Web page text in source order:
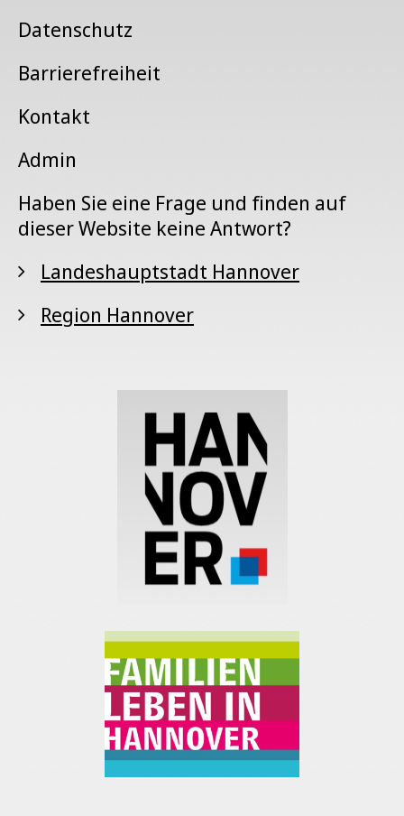
Datenschutz
Barrierefreiheit
Kontakt
Admin
Haben Sie eine Frage und finden auf
dieser Website keine Antwort?
Landeshauptstadt Hannover
Region Hannover